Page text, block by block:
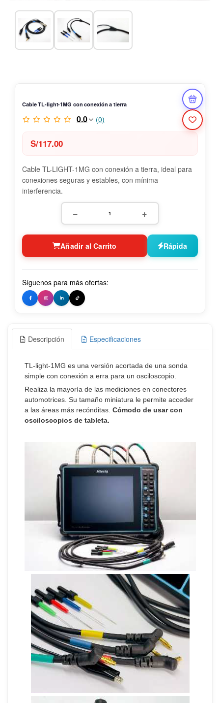
Cable TL-light-1MG con conexión a tierra
0.0 (0)
S/117.00
Cable TL-LIGHT-1MG con conexión a tierra, ideal para
conexiones seguras y estables, con mínima
interferencia.
− +
Añadir al Carrito Rápida
Síguenos para más ofertas:
Descripción Especificaciones